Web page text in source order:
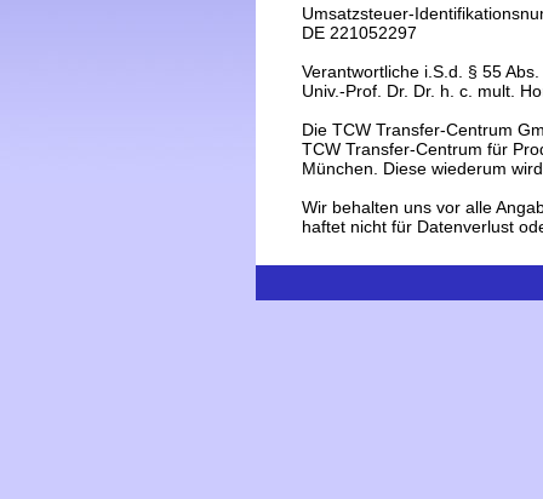
Umsatzsteuer-
DE 221052297
Verantwortliche i.S.d. § 55 Abs.
Univ.-Prof. Dr. Dr. h. c. mult.
Die TCW Transfer-Centrum
TCW Transfer-Centrum für
München. Diese wiederum
Wir behalten uns vor alle
haftet nicht für Datenverlust